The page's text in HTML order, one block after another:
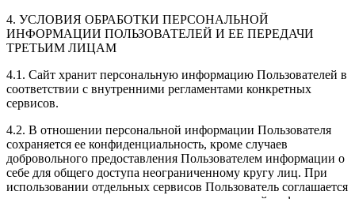
4. УСЛОВИЯ ОБРАБОТКИ ПЕРСОНАЛЬНОЙ
ИНФОРМАЦИИ ПОЛЬЗОВАТЕЛЕЙ И ЕЕ ПЕРЕДАЧИ
ТРЕТЬИМ ЛИЦАМ
4.1. Сайт хранит персональную информацию Пользователей в
соответствии с внутренними регламентами конкретных
сервисов.
4.2. В отношении персональной информации Пользователя
сохраняется ее конфиденциальность, кроме случаев
добровольного предоставления Пользователем информации о
себе для общего доступа неограниченному кругу лиц. При
использовании отдельных сервисов Пользователь соглашается